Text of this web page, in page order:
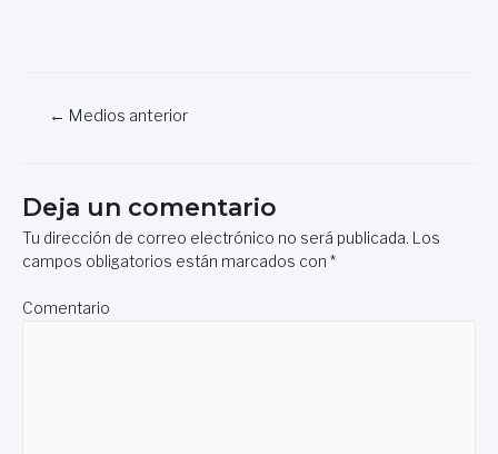
Navegación
← Medios anterior
Deja un comentario
Tu dirección de correo electrónico no será publicada. Los
campos obligatorios están marcados con *
Comentario